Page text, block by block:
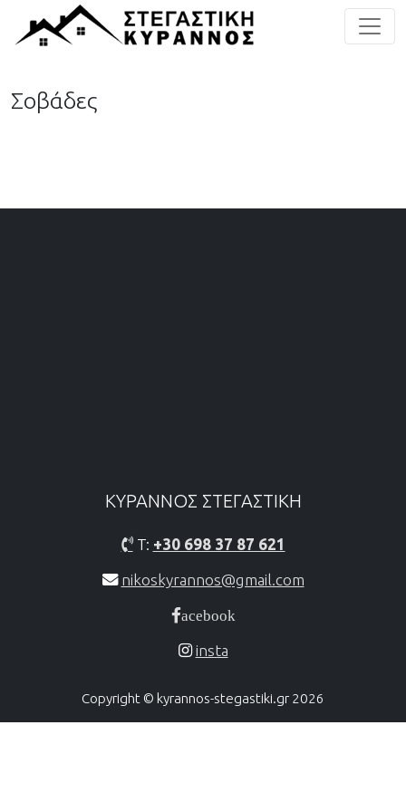
Σοβάδες
ΚΥΡΑΝΝΟΣ ΣΤΕΓΑΣΤΙΚH
T: +30 698 37 87 621
nikoskyrannos@gmail.com
acebook
insta
Copyright © kyrannos-stegastiki.gr 2026